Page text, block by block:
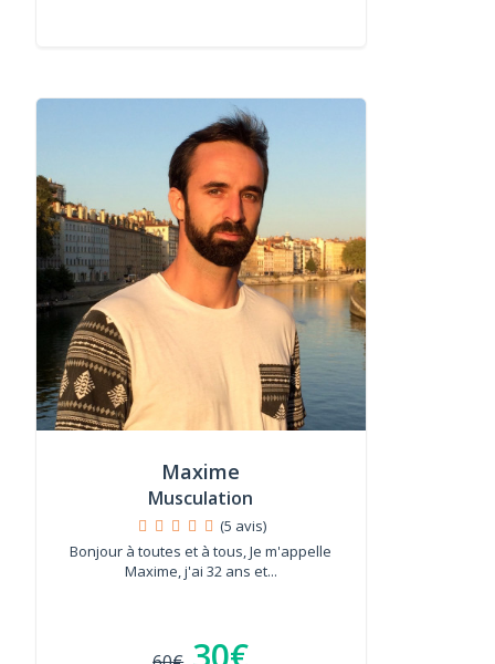
Maxime
Musculation
(5 avis)
Bonjour à toutes et à tous, Je m'appelle
Maxime, j'ai 32 ans et...